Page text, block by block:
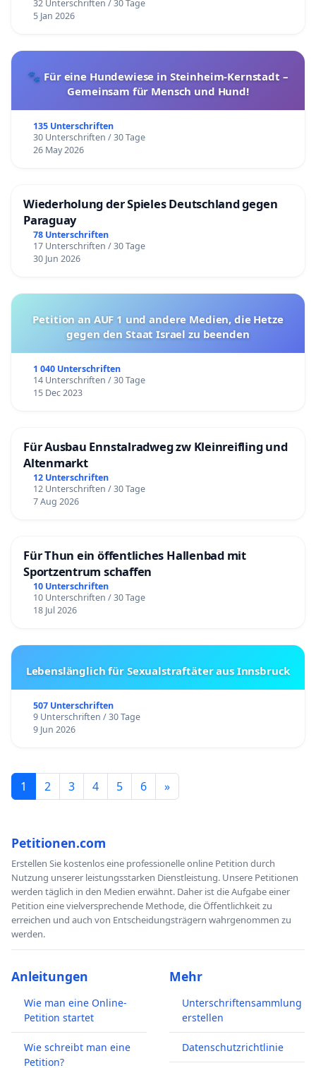
32 Unterschriften / 30 Tage
5 Jan 2026
🐾 Für eine Hundewiese in Steinheim-Kernstadt –
Gemeinsam für Mensch und Hund!
135 Unterschriften
30 Unterschriften / 30 Tage
26 May 2026
Wiederholung der Spieles Deutschland gegen
Paraguay
78 Unterschriften
17 Unterschriften / 30 Tage
30 Jun 2026
Petition an AUF 1 und andere Medien, die Hetze
gegen den Staat Israel zu beenden
1 040 Unterschriften
14 Unterschriften / 30 Tage
15 Dec 2023
Für Ausbau Ennstalradweg zw Kleinreifling und
Altenmarkt
12 Unterschriften
12 Unterschriften / 30 Tage
7 Aug 2026
Für Thun ein öffentliches Hallenbad mit
Sportzentrum schaffen
10 Unterschriften
10 Unterschriften / 30 Tage
18 Jul 2026
Lebenslänglich für Sexualstraftäter aus Innsbruck
507 Unterschriften
9 Unterschriften / 30 Tage
9 Jun 2026
1 2 3 4 5 6 »
Petitionen.com
Erstellen Sie kostenlos eine professionelle online Petition durch
Nutzung unserer leistungsstarken Dienstleistung. Unsere Petitionen
werden täglich in den Medien erwähnt. Daher ist die Aufgabe einer
Petition eine vielversprechende Methode, die Öffentlichkeit zu
erreichen und auch von Entscheidungsträgern wahrgenommen zu
werden.
Anleitungen
Wie man eine Online-
Petition startet
Wie schreibt man eine
Petition?
Mehr
Unterschriftensammlung
erstellen
Datenschutzrichtlinie